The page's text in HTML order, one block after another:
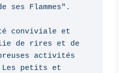
ses Flammes".
conviviale et
de rires et de
activités
Les petits et